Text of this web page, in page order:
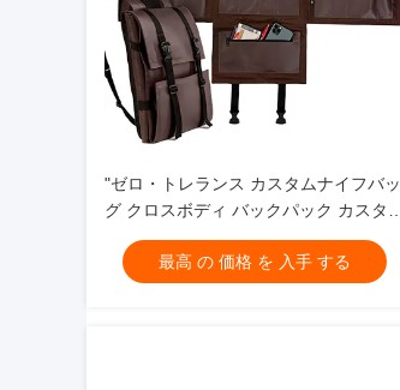
"ゼロ・トレランス カスタムナイフバッ
グ クロスボディ バックパック カスタム
シェフ 37x30"
最高 の 価格 を 入手 する